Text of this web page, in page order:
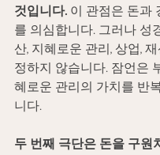
것입니다. 이 관점은 돈과
를 의심합니다. 그러나 성
산, 지혜로운 관리, 상업,
정하지 않습니다. 잠언은
혜로운 관리의 가치를 반
니다.
두 번째 극단은 돈을 구원